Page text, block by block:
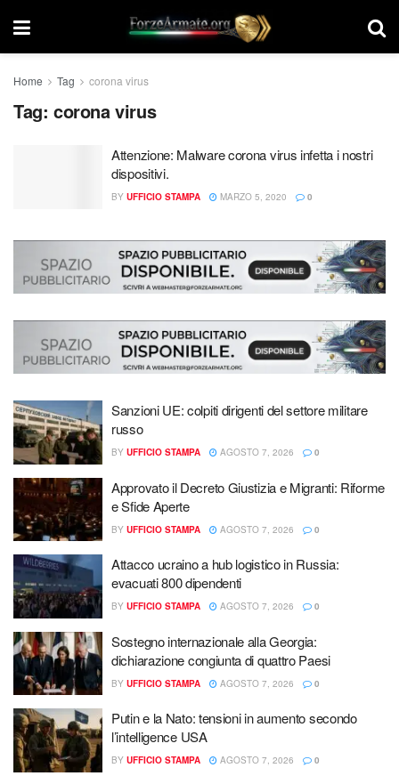
Home Tag corona virus
Tag: corona virus
Attenzione: Malware corona virus infetta i nostri
dispositivi.
BY UFFICIO STAMPA MARZO 5, 2020 0
Sanzioni UE: colpiti dirigenti del settore militare
russo
BY UFFICIO STAMPA AGOSTO 7, 2026 0
Approvato il Decreto Giustizia e Migranti: Riforme
e Sfide Aperte
BY UFFICIO STAMPA AGOSTO 7, 2026 0
Attacco ucraino a hub logistico in Russia:
evacuati 800 dipendenti
BY UFFICIO STAMPA AGOSTO 7, 2026 0
Sostegno internazionale alla Georgia:
dichiarazione congiunta di quattro Paesi
BY UFFICIO STAMPA AGOSTO 7, 2026 0
Putin e la Nato: tensioni in aumento secondo
l’intelligence USA
BY UFFICIO STAMPA AGOSTO 7, 2026 0